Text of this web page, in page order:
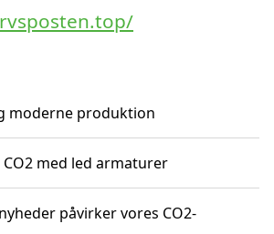
moderne produktion
med led armaturer
påvirker vores CO2-